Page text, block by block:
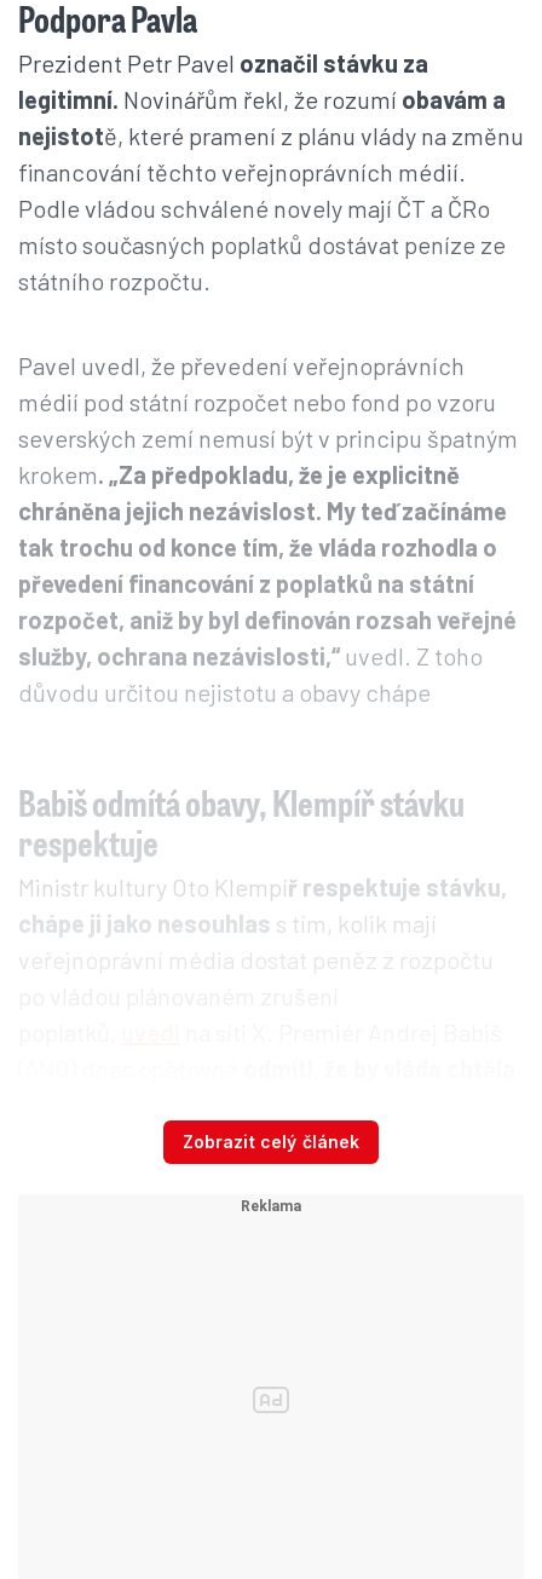
Podpora Pavla
Prezident Petr Pavel označil stávku za
legitimní. Novinářům řekl, že rozumí obavám a
nejistotě, které pramení z plánu vlády na změnu
financování těchto veřejnoprávních médií.
Podle vládou schválené novely mají ČT a ČRo
místo současných poplatků dostávat peníze ze
státního rozpočtu.
Pavel uvedl, že převedení veřejnoprávních
médií pod státní rozpočet nebo fond po vzoru
severských zemí nemusí být v principu špatným
krokem. „Za předpokladu, že je explicitně
chráněna jejich nezávislost. My teď začínáme
tak trochu od konce tím, že vláda rozhodla o
převedení financování z poplatků na státní
rozpočet, aniž by byl definován rozsah veřejné
služby, ochrana nezávislosti,“ uvedl. Z toho
důvodu určitou nejistotu a obavy chápe
Babiš odmítá obavy, Klempíř stávku
respektuje
Ministr kultury Oto Klempíř respektuje stávku,
chápe ji jako nesouhlas s tím, kolik mají
veřejnoprávní média dostat peněz z rozpočtu
o zhruba 15 procent, celkem o 1,4 miliardy
Zobrazit celý článek